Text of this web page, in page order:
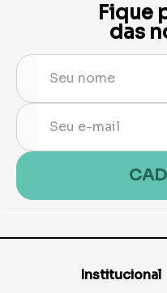
Fique
das
Institucional